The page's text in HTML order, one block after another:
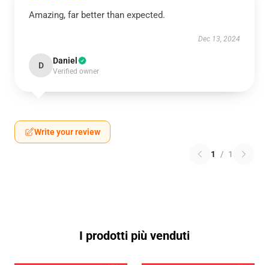
Amazing, far better than expected.
Dec 13, 2024
D Daniel
Verified owner
Write your review
1 / 1
I prodotti più venduti